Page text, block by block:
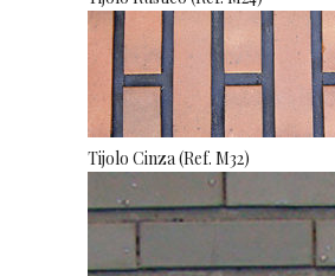
Tijolo Cinza (Ref. M32)